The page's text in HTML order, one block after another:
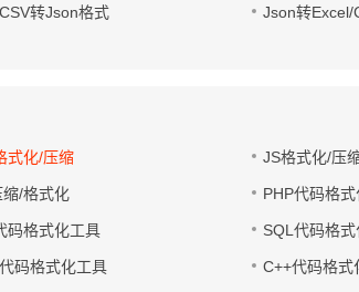
转Json格式 Json转Excel/
式化/压缩 JS格式化/压
缩/格式化 PHP代码格
码格式化工具 SQL代码格
码格式化工具 C++代码格式